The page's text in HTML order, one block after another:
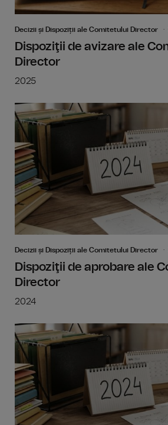
Decizii și Dispoziții ale Comitetului Director
Dispoziţii de avizare ale
Director
2025
Decizii și Dispoziții ale Comitetului Director
Dispoziţii de aprobare ale
Director
2024